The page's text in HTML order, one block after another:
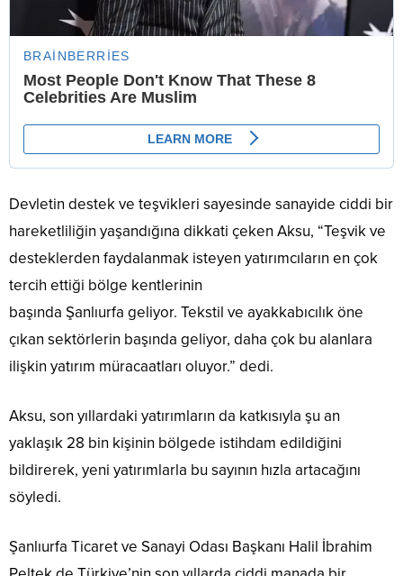
Devletin destek ve teşvikleri sayesinde sanayide ciddi bir
hareketliliğin yaşandığına dikkati çeken Aksu, “Teşvik ve
desteklerden faydalanmak isteyen yatırımcıların en çok
tercih ettiği bölge kentlerinin
başında Şanlıurfa geliyor. Tekstil ve ayakkabıcılık öne
çıkan sektörlerin başında geliyor, daha çok bu alanlara
ilişkin yatırım müracaatları oluyor.” dedi.
Aksu, son yıllardaki yatırımların da katkısıyla şu an
yaklaşık 28 bin kişinin bölgede istihdam edildiğini
bildirerek, yeni yatırımlarla bu sayının hızla artacağını
söyledi.
Şanlıurfa Ticaret ve Sanayi Odası Başkanı Halil İbrahim